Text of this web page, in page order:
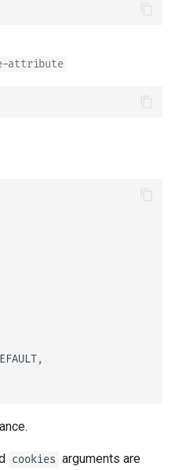
attribute
,
cookies arguments are